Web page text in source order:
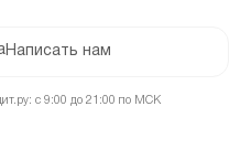
Написать нам
с 9:00 до 21:00 по МСК